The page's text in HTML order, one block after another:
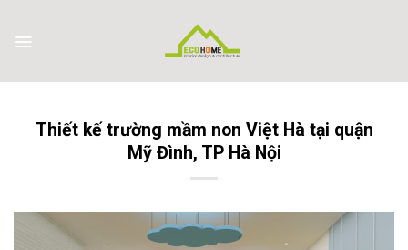
content
Thiết kế trường mầm non Việt Hà tại quận
Mỹ Đình, TP Hà Nội